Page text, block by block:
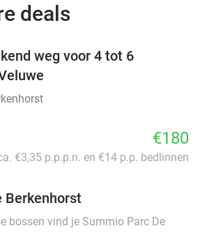
deals
weg voor 4 tot 6
€180
€3,35 p.p.p.n. en €14 p.p. bedlinnen
Berkenhorst
bossen vind je Summio Parc De